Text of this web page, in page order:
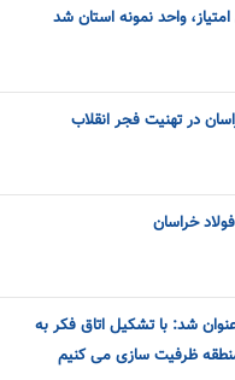
واحد نمونه استان شد
در تهنیت فجر انقلاب
خراسان
شد: با تشکیل اتاق فکر به
ظرفیت سازی می کنیم